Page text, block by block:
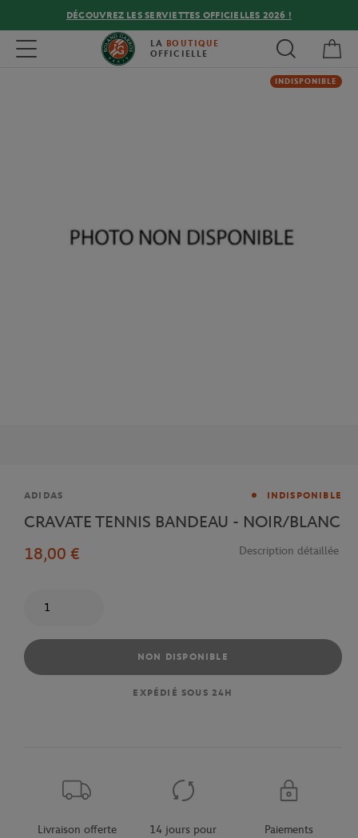
DÉCOUVREZ LES SERVIETTES OFFICIELLES 2026 !
Toggle navigation LA BOUTIQUE
OFFICIELLE
INDISPONIBLE
Marque
ADIDAS INDISPONIBLE
CRAVATE TENNIS BANDEAU - NOIR/BLANC
18,00 €
Description détaillée
NON DISPONIBLE
EXPÉDIÉ SOUS 24H
Livraison offerte
14 jours pour
Paiements